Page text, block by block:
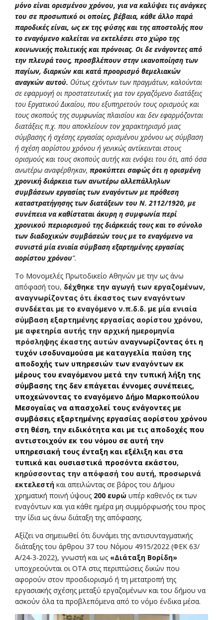
μόνο είναι ορισμένου χρόνου, για να καλύψει τις ανάγκες
του σε προσωπικό οι οποίες, βέβαια, κάθε άλλο παρά
παροδικές είναι, ως εκ της φύσης και της αποστολής που
το εναγόμενο καλείται να εκτελέσει στο χώρο της
κοινωνικής πολιτικής και πρόνοιας. Οι δε ενάγοντες από
την πλευρά τους, προσβλέπουν στην ικανοποίηση των
παγίων, διαρκών και κατά προορισμό θεμελιακών
αναγκών αυτού. Ούτως εχόντων των πραγμάτων, καλούνται
σε εφαρμογή oι προστατευτικές για τον εργαζόμενο διατάξεις
του Εργατικού Δικαίου, που εξυπηρετούν τους ορισμούς και
τους σκοπούς της συμφωνίας πλαισίου και δεν εφαρμόζονται
διατάξεις π.χ. που αποκλείουν τον χαρακτηρισμό μιας
σύμβασης ή σχέσης εργασίας ορισμένου χρόνου ως σύμβαση
ή σχέση αορίστου χρόνου ή γενικώς αντίκεινται στους
ορισμούς και τους σκοπούς αυτής και ενόψει του ότι, από όσα
ανωτέρω αναφέρθηκαν, προκύπτει σαφώς ότι η ορισμένη
χρονική διάρκεια των ανωτέρω αλλεπάλληλων
συμβάσεων εργασίας των εναγόντων με πρόθεση
καταστρατήγησης των διατάξεων του Ν. 2112/1920, με
συνέπεια να καθίσταται άκυρη η συμφωνία περί
χρονικού περιορισμού της διάρκειάς τους και το σύνολο
των διαδοχικών συμβάσεών τους με το εναγόμενο να
συνιστά μία ενιαία σύμβαση εξαρτημένης εργασίας
αορίστου χρόνου”.
Το Μονομελές Πρωτοδικείο Αθηνών με την ως άνω
απόφασή του, δέχθηκε την αγωγή των εργαζομένων,
αναγνωρίζοντας ότι έκαστος των εναγόντων
συνδέεται με το εναγόμενο ν.π.δ.δ. με μία ενιαία
σύμβαση εξαρτημένης εργασίας αορίστου χρόνου,
με αφετηρία αυτής την αρχική ημερομηνία
πρόσληψης έκαστης αυτών αναγνωρίζοντας ότι η
τυχόν ισοδυναμούσα με καταγγελία παύση της
αποδοχής των υπηρεσιών των εναγόντων εκ
μέρους του εναγόμενου μετά την τυπική λήξη της
σύμβασης της δεν επάγεται έννομες συνέπειες,
υποχεώνοντας το εναγόμενο Δήμο Μαρκοπούλου
Μεσογαίας να απασχολεί τους ενάγοντες με
συμβάσεις εξαρτημένης εργασίας αορίστου χρόνου
στη θέση, την ειδικότητα και με τις αποδοχές που
αντιστοιχούν εκ του νόμου σε αυτή την
υπηρεσιακή τους ένταξη και εξέλιξη και στα
τυπικά και ουσιαστικά προσόντα εκάστου,
κηρύσσοντας την απόφασή του αυτή, προσωρινά
εκτελεστή και απειλώντας σε βάρος του Δήμου
χρηματική ποινή ύψους 200 ευρώ υπέρ καθενός εκ των
εναγόντων και για κάθε ημέρα μη συμμόρφωσής του προς
την ίδια ως άνω διάταξη της απόφασης.
Αξίζει να σημειωθεί ότι δυνάμει της αντισυνταγματικής
διάταξης του άρθρου 37 του Νόμου 4915/2022 (ΦΕΚ 63/
Α/24-3-2022), γνωστή και ως «Διάταξη Βορίδη»
υποχρεούνται οι ΟΤΑ στις περιπτώσεις δικών που
αφορούν στον προσδιορισμό ή τη μετατροπή της
εργασιακής σχέσης μεταξύ εργαζομένων και του δήμου να
ασκούν όλα τα προβλεπόμενα από το νόμο ένδικα μέσα.